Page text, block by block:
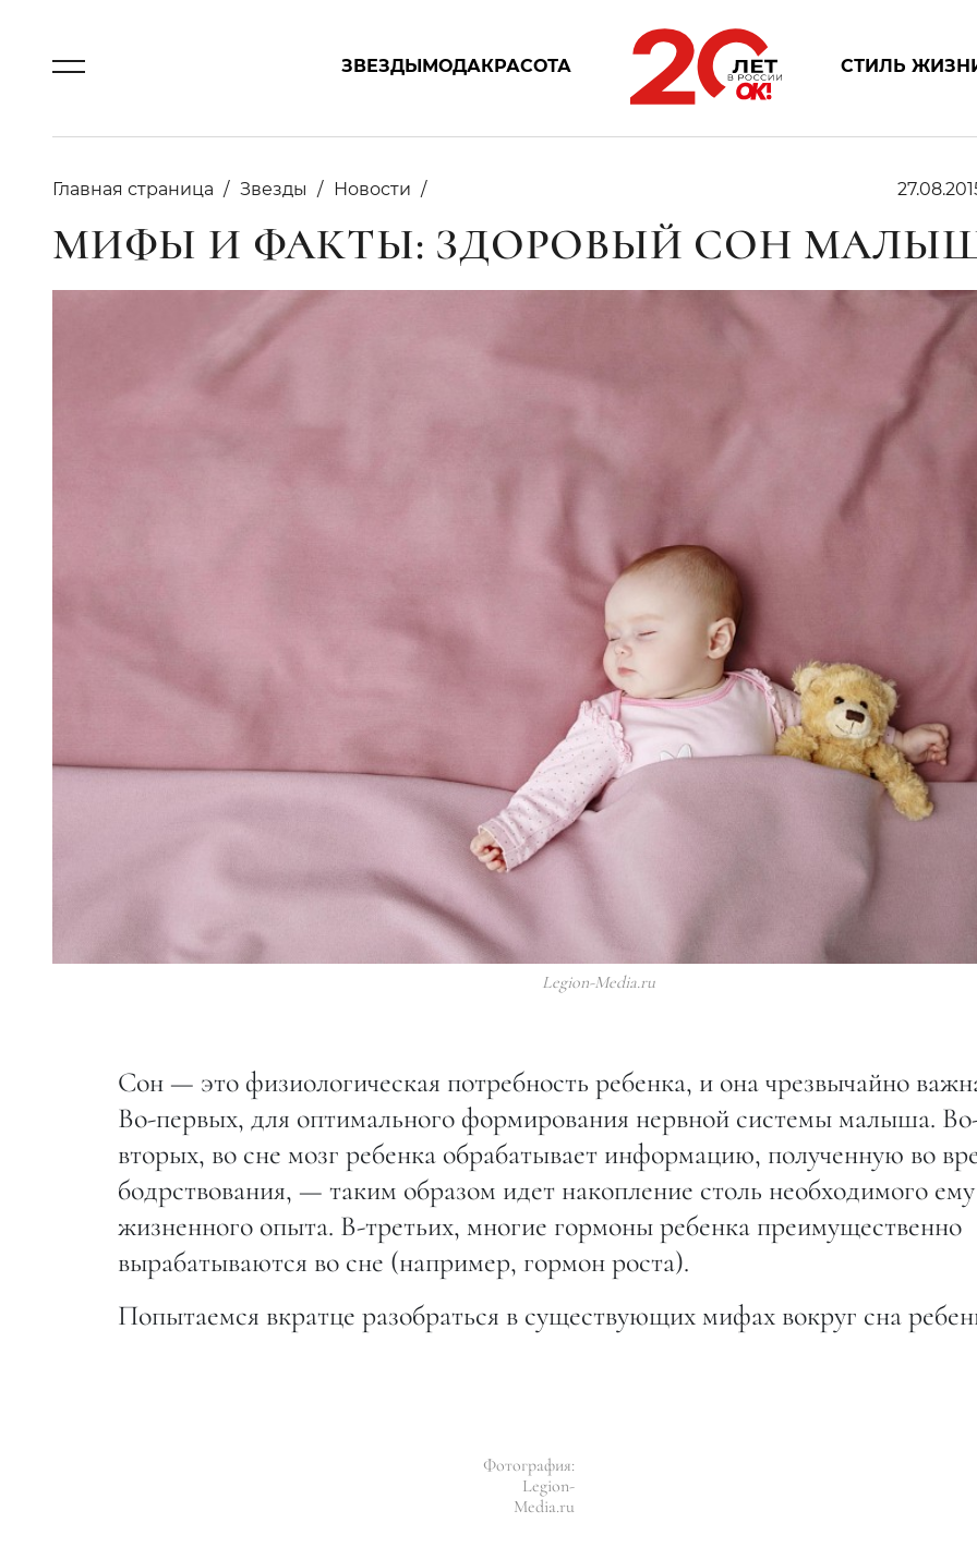
ЗВЕЗДЫМОДАКРАСОТА СТИЛЬ
Главная страница Звезды Новости
МИФЫ И ФАКТЫ: ЗДОРОВЫЙ СОН
Legion-Media.ru
Сон — это физиологическая потребность ребенка, и она чрезвычайно
Во-первых, для оптимального формирования нервной системы малыша.
вторых, во сне мозг ребенка обрабатывает информацию, полученную во
бодрствования, — таким образом идет накопление столь необходимого ему
жизненного опыта. В-третьих, многие гормоны ребенка преимущественно
вырабатываются во сне (например, гормон роста).
Попытаемся вкратце разобраться в существующих мифах вокруг сна
Фотография:
Legion-
Media.ru